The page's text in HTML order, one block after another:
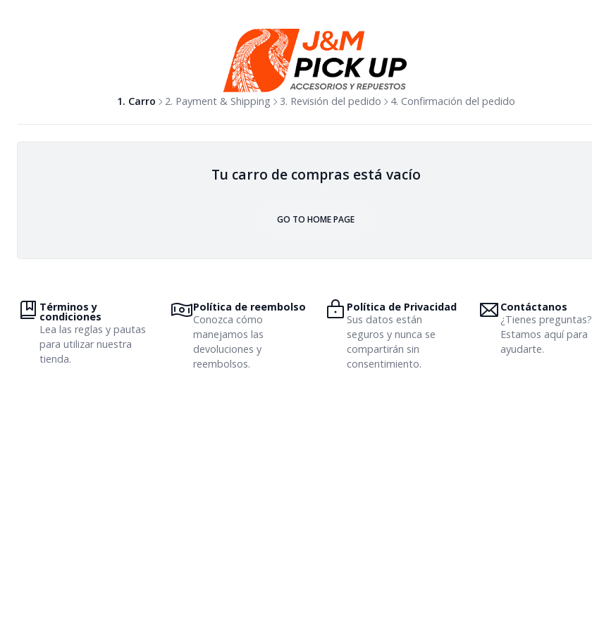
1. Carro 2. Payment & Shipping 3. Revisión del pedido 4. Confirmación del pedido
Tu carro de compras está vacío
GO TO HOME PAGE
Términos y
condiciones
Lea las reglas y pautas
para utilizar nuestra
tienda.
Política de reembolso
Conozca cómo
manejamos las
devoluciones y
reembolsos.
Política de Privacidad
Sus datos están
seguros y nunca se
compartirán sin
consentimiento.
Contáctanos
¿Tienes preguntas?
Estamos aquí para
ayudarte.